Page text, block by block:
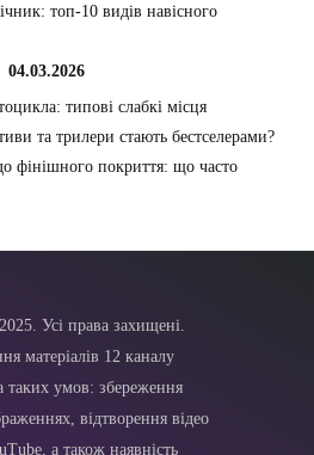
топ-10 видів навісного
04.03.2026
типові слабкі місця
та трилери стають бестселерами?
фінішного покриття: що часто
Усі права захищені.
матеріалів 12 каналу
таких умов: збереження
відтворення відео
а також наявність